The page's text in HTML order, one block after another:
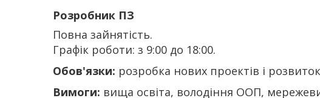
Розробник ПЗ
Повна зайнятість.
Графік роботи: з 9:00 до 18:00.
Обов'язки: розробка нових проектів і
Вимоги: вища освіта, володіння ООП,